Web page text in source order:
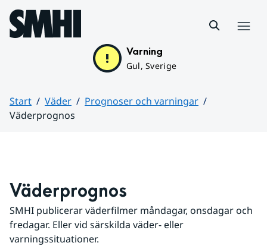
Hoppa till sidans innehåll
Varning
Gul, Sverige
Start Väder
Prognoser och varningar
Väderprognos
Väderprognos
SMHI publicerar väderfilmer måndagar, onsdagar och
fredagar. Eller vid särskilda väder- eller
varningssituationer.